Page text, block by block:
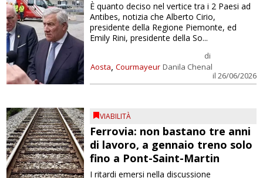
Aosta, Courmayeur
di
Danila Chenal
il 26/06/2026
È quanto deciso nel vertice tra i 2 Paesi ad
Antibes, notizia che Alberto Cirio,
presidente della Regione Piemonte, ed
Emily Rini, presidente della So...
VIABILITÀ
Ferrovia: non bastano tre anni
di lavoro, a gennaio treno solo
fino a Pont-Saint-Martin
I ritardi emersi nella discussione